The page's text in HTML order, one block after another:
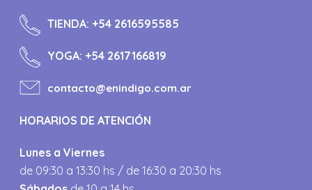
TIENDA:+54 2616595585
YOGA:+54 2617166819
contacto@enindigo.com.ar
HORARIOS DE ATENCIÓN
Lunes a Viernes
de 09:30 a 13:30 hs / de 16:30 a 20:30 hs